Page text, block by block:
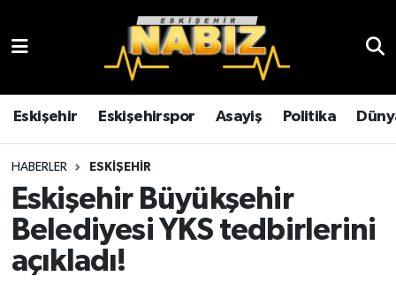
Eskişehir Eskişehirspor Asayiş Politika
HABERLER ESKIŞEHIR
Eskişehir Büyükşehir
Belediyesi YKS tedbirlerini
açıkladı!
Çevre
Eğitim
Ekonomi
Eskişehir Hava Durumu
Eskişehir Trafik Yoğunluk Haritası
TFF 3.Lig 4.Grup Puan Durumu ve Fikstür
Tüm Manşetler
Son Dakika Haberleri